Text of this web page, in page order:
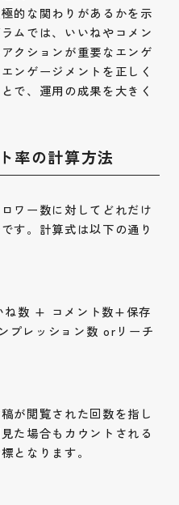
的な関わりがあるかを示
ムでは、いいねやコメン
クションが重要なエンゲ
ンゲージメントを正しく
で、運用の成果を大きく
率の計算方法
ワー数に対してどれだけ
す。計算式は以下の通り
ね数 + コメント数+保存
プレッション数 orリーチ
が閲覧された回数を指し
た場合もカウントされる
となります。